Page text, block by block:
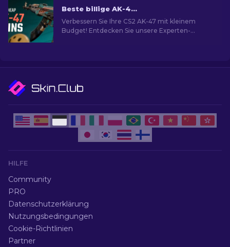
Beste billige AK-47 Skins in CS2 unter 10 Dollar
Verbessern Sie Ihre CS2 AK-47 mit kleinem
Budget! Entdecken Sie unsere Experten-
HILFE
Community
PRO
Datenschutzerklärung
Nutzungsbedingungen
Cookie-Richtlinien
Partner